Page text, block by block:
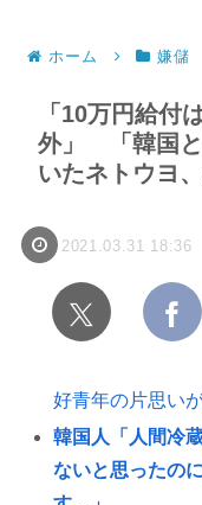
ホーム 嫌儲
「10万円給付
外」 「韓国と
いたネトウヨ
2021.03.31 18:36
好青年の片思い
韓国人「人間冷
ないと思ったの